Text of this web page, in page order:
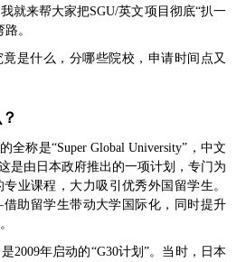
就来帮大家把SGU/英文项目彻底“扒一
。
是什么，分哪些院校，申请时间点又
全称是“Super Global University”，中文
是由日本政府推出的一项计划，专门为
业课程，大力吸引优秀外国留学生。
助留学生带动大学国际化，同时提升
2009年启动的“G30计划”。当时，日本